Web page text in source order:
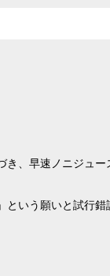
き、早速ノニジュ
という願いと試行